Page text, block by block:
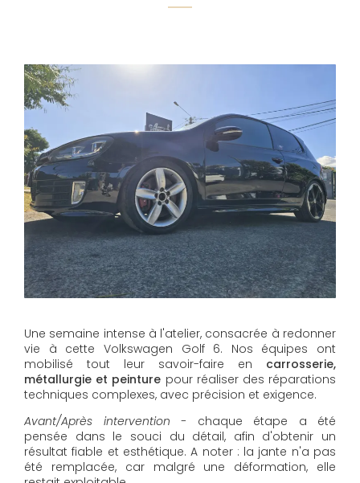
Une semaine intense à l'atelier, consacrée à redonner
vie à cette Volkswagen Golf 6. Nos équipes ont
mobilisé tout leur savoir-faire en carrosserie,
métallurgie et peinture pour réaliser des réparations
techniques complexes, avec précision et exigence.
Avant/Après intervention - chaque étape a été
pensée dans le souci du détail, afin d'obtenir un
résultat fiable et esthétique. A noter : la jante n'a pas
été remplacée, car malgré une déformation, elle